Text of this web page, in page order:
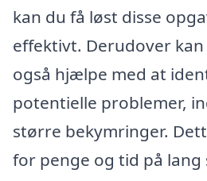
kan du få løst disse
effektivt. Derudover
også hjælpe med at
potentielle problemer,
større bekymringer.
for penge og tid på lang